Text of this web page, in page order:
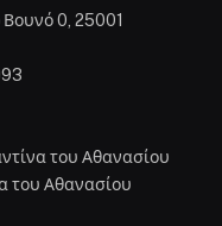
0, 25001
του Αθανασίου
του Αθανασίου